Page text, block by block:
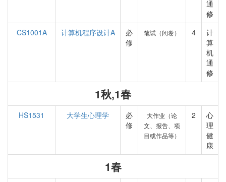
通
修
CS1001A
计算机程序设计A
必
修
笔试（闭卷） 4
计
算
机
通
修
1秋,1春
HS1531 大学生心理学
必
修
大作业（论
文、报告、项
目或作品等）
2
心
理
健
康
1春